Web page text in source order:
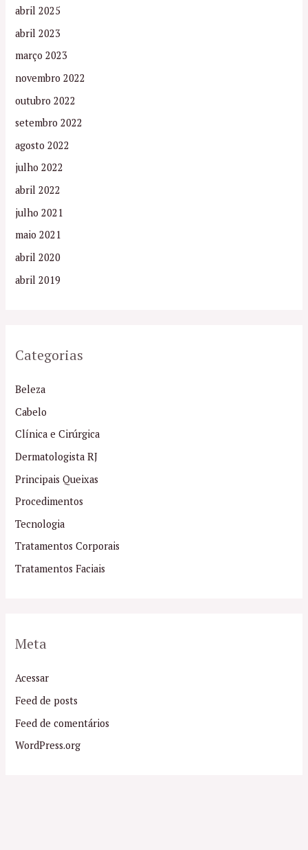
abril 2025
abril 2023
março 2023
novembro 2022
outubro 2022
setembro 2022
agosto 2022
julho 2022
abril 2022
julho 2021
maio 2021
abril 2020
abril 2019
Categorias
Beleza
Cabelo
Clínica e Cirúrgica
Dermatologista RJ
Principais Queixas
Procedimentos
Tecnologia
Tratamentos Corporais
Tratamentos Faciais
Meta
Acessar
Feed de posts
Feed de comentários
WordPress.org